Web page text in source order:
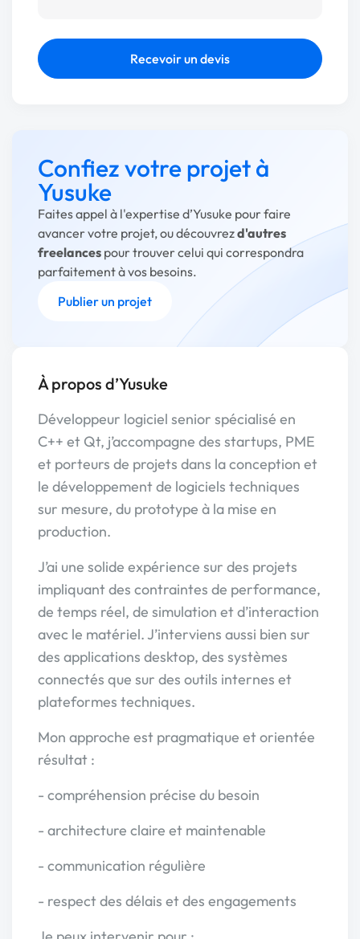
Recevoir un devis
Confiez votre projet à
Yusuke
Faites appel à l'expertise d’Yusuke pour faire
avancer votre projet, ou découvrezd'autres
freelances pour trouver celui qui correspondra
parfaitement à vos besoins.
Publier un projet
À propos d’Yusuke
Développeur logiciel senior spécialisé en
C++ et Qt, j’accompagne des startups, PME
et porteurs de projets dans la conception et
le développement de logiciels techniques
sur mesure, du prototype à la mise en
production.
J’ai une solide expérience sur des projets
impliquant des contraintes de performance,
de temps réel, de simulation et d’interaction
avec le matériel. J’interviens aussi bien sur
des applications desktop, des systèmes
connectés que sur des outils internes et
plateformes techniques.
Mon approche est pragmatique et orientée
résultat :
- compréhension précise du besoin
- architecture claire et maintenable
- communication régulière
- respect des délais et des engagements